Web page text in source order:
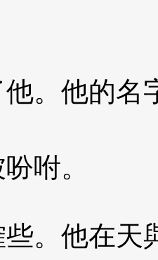
。他的名
咐。
。他在天